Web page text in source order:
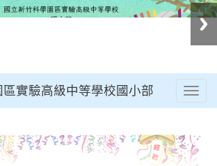
區實驗高級中等學校國小部